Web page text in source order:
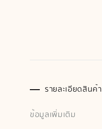
รายละเอียดสินค้า
ข้อมูลเพิ่มเติม